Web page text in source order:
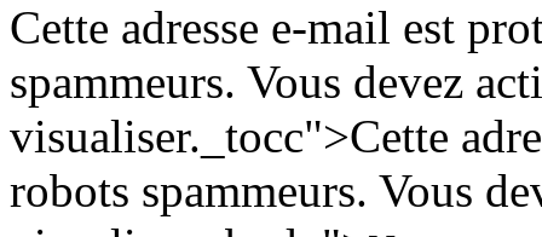
Cette adresse e-mail est
spammeurs. Vous devez
visualiser. _tocc">Cette
robots spammeurs. Vous